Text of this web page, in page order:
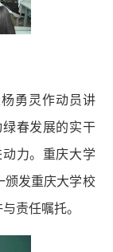
勇灵作动员讲
春发展的实干
力。重庆大学
颁发重庆大学校
责任嘱托。